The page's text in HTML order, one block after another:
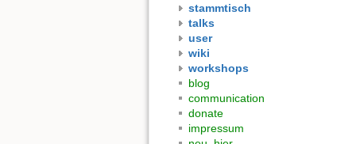
stammtisch
talks
user
wiki
workshops
blog
communication
donate
impressum